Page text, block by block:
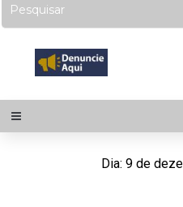
Dia: 9 de